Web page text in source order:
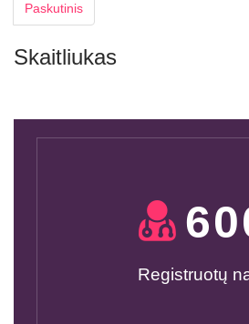
Paskutinis
Skaitliukas
Registruotų